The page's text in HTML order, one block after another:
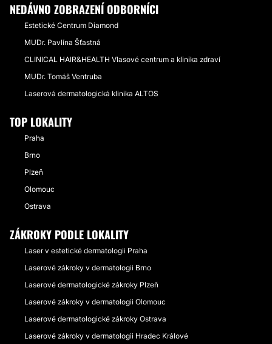
NEDÁVNO ZOBRAZENÍ ODBORNÍCI
Estetické Centrum Diamond
MUDr. Pavlína Šťastná
CLINICAL HAIR&HEALTH Vlasové centrum a klinika zdraví
MUDr. Tomáš Ventruba
Laserová dermatologická klinika ALTOS
TOP LOKALITY
Praha
Brno
Plzeň
Olomouc
Ostrava
ZÁKROKY PODLE LOKALITY
Laser v estetické dermatologii Praha
Laserové zákroky v dermatologii Brno
Laserové dermatologické zákroky Plzeň
Laserové zákroky v dermatologii Olomouc
Laserové dermatologické zákroky Ostrava
Laserové zákroky v dermatologii Hradec Králové